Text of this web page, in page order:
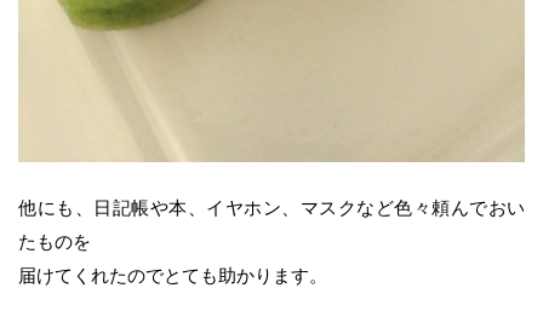
他にも、日記帳や本、イヤホン、マスクなど色々頼んでおい
たものを
届けてくれたのでとても助かります。